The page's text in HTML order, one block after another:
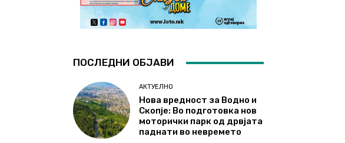
ПОСЛЕДНИ ОБЈАВИ
АКТУЕЛНО
Нова вредност за Водно и
Скопје: Во подготовка нов
моторички парк од дрвјата
паднати во невремето